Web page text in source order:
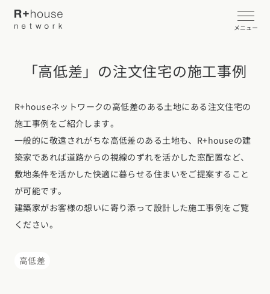
メニュー
イベント・見学会を探す
カタログ請求する
近くの工務店に相談する
R+houseについて
R+houseについて
全国の工務店を探す
北海道
「高低差」の注文住宅の施工事例
R+houseネットワークの高低差のある土地にある注文住宅の
施工事例をご紹介します。
一般的に敬遠されがちな高低差のある土地も、R+houseの建
築家であれば道路からの視線のずれを活かした窓配置など、
敷地条件を活かした快適に暮らせる住まいをご提案すること
が可能です。
建築家がお客様の想いに寄り添って設計した施工事例をご覧
ください。
高低差